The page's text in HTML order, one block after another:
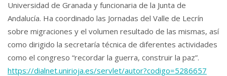
Universidad de Granada y funcionaria de la Junta de
Andalucía. Ha coordinado las Jornadas del Valle de Lecrín
sobre migraciones y el volumen resultado de las mismas, así
como dirigido la secretaría técnica de diferentes actividades
como el congreso “recordar la guerra, construir la paz”.
https://dialnet.unirioja.es/servlet/autor?codigo=5286657